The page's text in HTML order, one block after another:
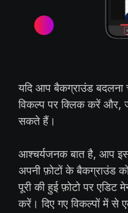
यदि आप बैकग्राउंड बदलना
विकल्प पर क्लिक करें और,
सकते हैं।
आश्चर्यजनक बात है, आप
अपनी फ़ोटों के बैकग्राउंड
पूरी की हुई फ़ोटो पर
करें। दिए गए विकल्पों में से